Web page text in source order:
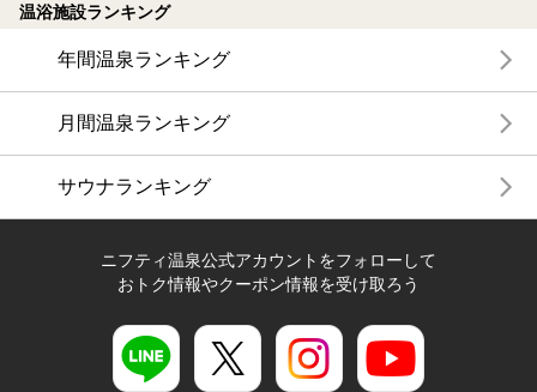
温浴施設ランキング
年間温泉ランキング
月間温泉ランキング
サウナランキング
ニフティ温泉公式アカウントをフォローして
おトク情報やクーポン情報を受け取ろう